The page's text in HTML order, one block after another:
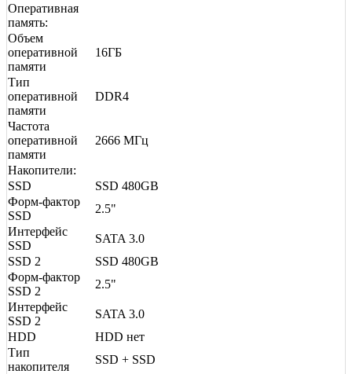
Оперативная
память:
Объем
оперативной
памяти
16ГБ
Тип
оперативной
памяти
DDR4
Частота
оперативной
памяти
2666 МГц
Накопители:
SSD
SSD 480GB
Форм-фактор
SSD
2.5"
Интерфейс
SSD
SATA 3.0
SSD 2
SSD 480GB
Форм-фактор
SSD 2
2.5"
Интерфейс
SSD 2
SATA 3.0
HDD
HDD нет
Тип
накопителя
SSD + SSD